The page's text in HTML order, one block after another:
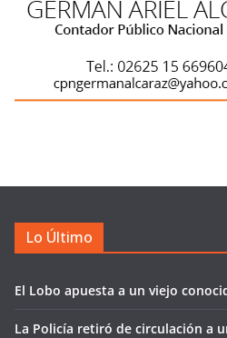
Lo Último
El Lobo apuesta a un viejo
La Policía retiró de circulación a